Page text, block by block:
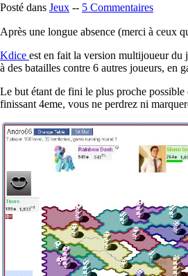
Posté dans Jeux -- 5 Commentaires
Après une longue absence (merci à ceux
Kdice est en fait la version multijoueur du
à des batailles contre 6 autres joueurs, en
Le but étant de fini le plus proche possible
finissant 4eme, vous ne perdrez ni